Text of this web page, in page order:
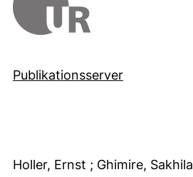
Publikationsserver
Holler, Ernst ; Ghimire, Sakhila